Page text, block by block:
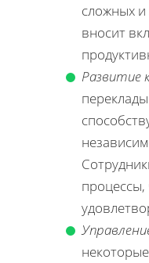
сложных
вносит
Развитие
процессы,